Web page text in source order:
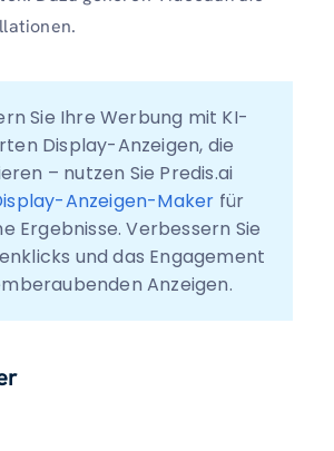
Sie Ihre Werbung mit KI-
Display-Anzeigen, die
Anzeigen-Maker für
Ergebnisse. Verbessern Sie
und das Engagement
Anzeigen.